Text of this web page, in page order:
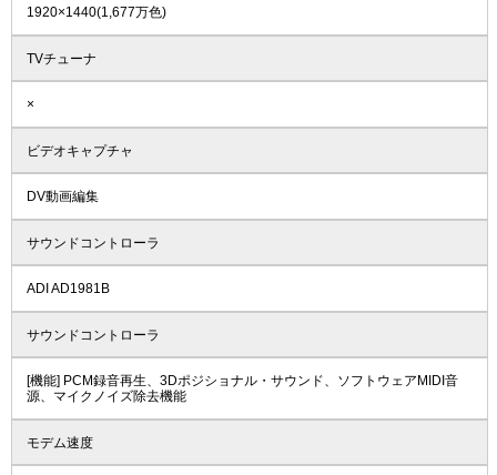
1920×1440(1,677万色)
TVチューナ
×
ビデオキャプチャ
DV動画編集
サウンドコントローラ
ADI AD1981B
サウンドコントローラ
[機能] PCM録音再生、3Dポジショナル・サウンド、ソフトウェアMIDI音
源、マイクノイズ除去機能
モデム速度